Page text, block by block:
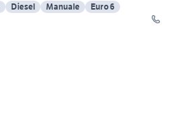
Diesel Manuale
Euro 6